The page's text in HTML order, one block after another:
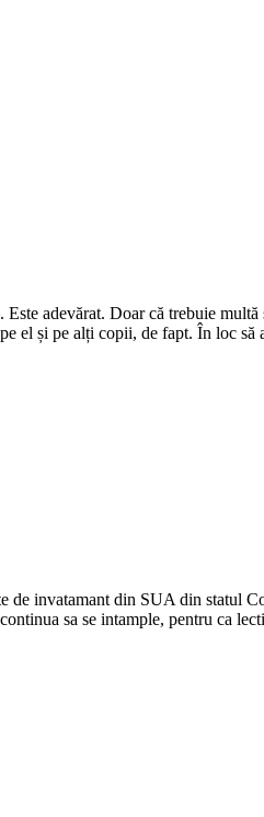
adevărat. Doar că trebuie
el și pe alți copii, de fapt. În loc
de invatamant din SUA din
sa se intample, pentru ca